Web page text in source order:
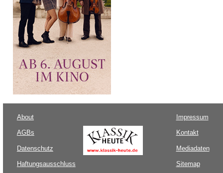
About
AGBs
Datenschutz
Haftungsausschluss
Impressum
Kontakt
Mediadaten
Sitemap